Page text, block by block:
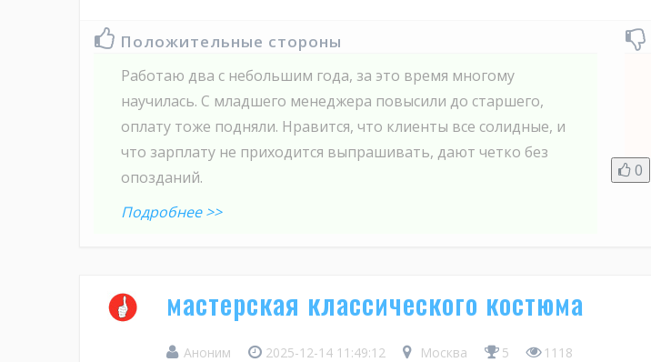
Положительные стороны
Работаю два с небольшим года, за это время многому
научилась. С младшего менеджера повысили до старшего,
оплату тоже подняли. Нравится, что клиенты все солидные, и
что зарплату не приходится выпрашивать, дают четко без
опозданий.
Подробнее >>
0
мастерская классического костюма
Аноним 2025-12-14 11:49:12 Москва 5 1118